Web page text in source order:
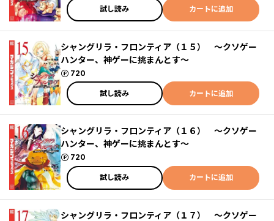
試し読み カートに追加
シャングリラ・フロンティア（１５） ～クソゲー
ハンター、神ゲーに挑まんとす～
720
ポイント
試し読み カートに追加
シャングリラ・フロンティア（１６） ～クソゲー
ハンター、神ゲーに挑まんとす～
720
ポイント
試し読み カートに追加
シャングリラ・フロンティア（１７） ～クソゲー